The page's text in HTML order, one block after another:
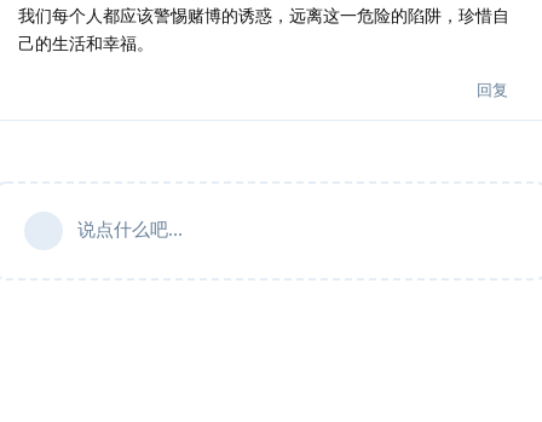
我们每个人都应该警惕赌博的诱惑，远离这一危险的陷阱，珍惜自
己的生活和幸福。
回复
说点什么吧...